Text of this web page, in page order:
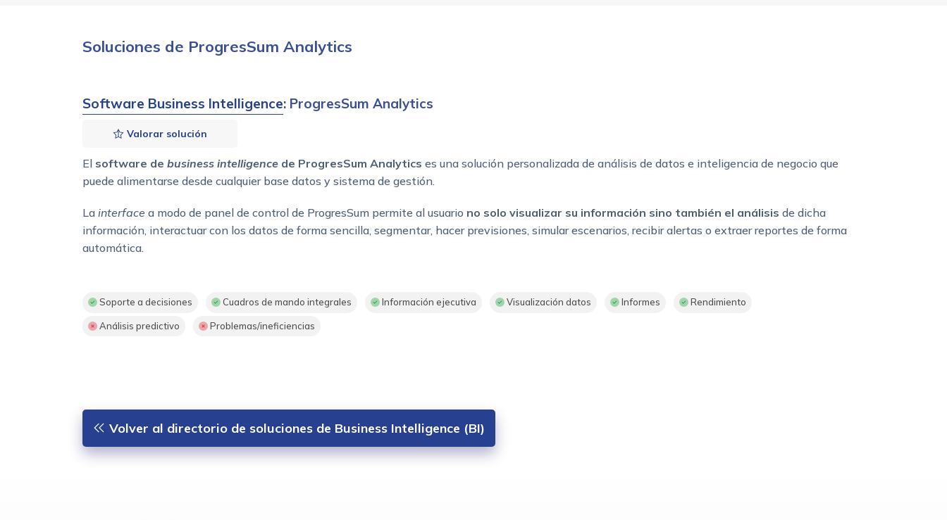
Soluciones de ProgresSum Analytics
Software Business Intelligence: ProgresSum Analytics
Valorar solución
El software de business intelligence de ProgresSum Analytics es una solución personalizada de análisis de datos e inteligencia de negocio que
puede alimentarse desde cualquier base datos y sistema de gestión.
La interface a modo de panel de control de ProgresSum permite al usuario no solo visualizar su información sino también el análisis de dicha
información, interactuar con los datos de forma sencilla, segmentar, hacer previsiones, simular escenarios, recibir alertas o extraer reportes de forma
automática.
Soporte a decisiones Cuadros de mando integrales Información ejecutiva Visualización datos Informes Rendimiento
Análisis predictivo Problemas/ineficiencias
Volver al directorio de soluciones de Business Intelligence (BI)